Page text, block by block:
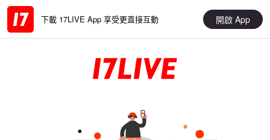
下載 17LIVE App 享受更直接互動 開啟 App